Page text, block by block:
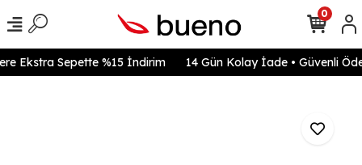
Ekstra Sepette %15 İndirim 14 Gün Kolay İade • Güvenli
0